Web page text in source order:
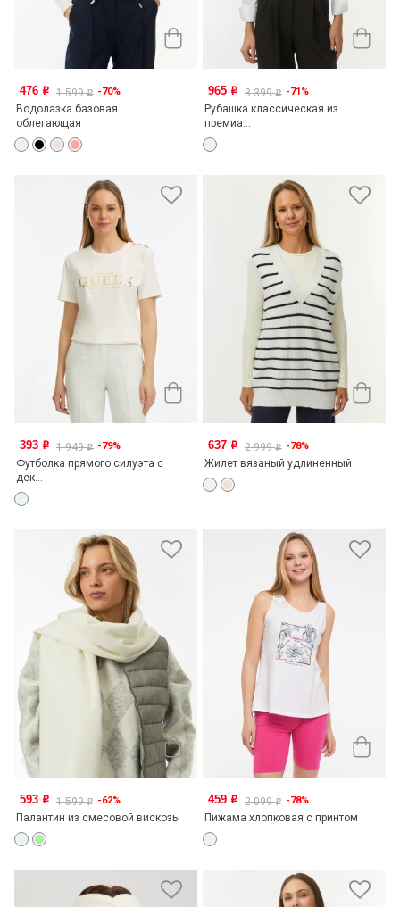
476 o 1 599o -70%
Водолазка базовая
облегающая
965 o 3 399o -71%
Рубашка классическая из
премиа...
393 o 1 949o -79%
Футболка прямого силуэта с
дек...
637 o 2 999o -78%
Жилет вязаный удлиненный
593 o 1 599o -62%
Палантин из смесовой вискозы
459 o 2 099o -78%
Пижама хлопковая с принтом